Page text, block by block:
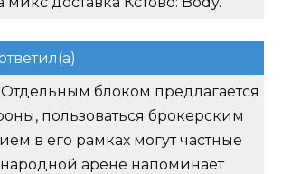
блоком предлагается
пользоваться брокерским
в его рамках могут частные
арене напоминает